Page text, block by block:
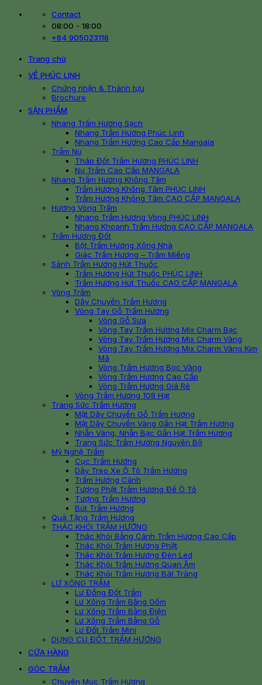
Contact
08:00 - 18:00
+84 905023116
Trang chủ
VỀ PHÚC LINH
Chứng nhận & Thành tựu
Brochure
SẢN PHẨM
Nhang Trầm Hương Sạch
Nhang Trầm Hương Phúc Linh
Nhang Trầm Hương Cao Cấp Mangala
Trầm Nụ
Tháp Đốt Trầm Hương PHÚC LINH
Nụ Trầm Cao Cấp MANGALA
Nhang Trầm Hương Không Tăm
Trầm Hương Không Tăm PHÚC LINH
Trầm Hương Không Tăm CAO CẤP MANGALA
Hương Vòng Trầm
Nhang Trầm Hương Vòng PHÚC LINH
Nhang Khoanh Trầm Hương CAO CẤP MANGALA
Trầm Hương Đốt
Bột Trầm Hương Xông Nhà
Giác Trầm Hương – Trầm Miếng
Sánh Trầm Hương Hút Thuốc
Trầm Hương Hút Thuốc PHÚC LINH
Trầm Hương Hút Thuốc CAO CẤP MANGALA
Vòng Trầm
Dây Chuyền Trầm Hương
Vòng Tay Gỗ Trầm Hương
Vòng Gỗ Sưa
Vòng Tay Trầm Hương Mix Charm Bạc
Vòng Tay Trầm Hương Mix Charm Vàng
Vòng Tay Trầm Hương Mix Charm Vàng Kim
Mã
Vòng Trầm Hương Bọc Vàng
Vòng Trầm Hương Cao Cấp
Vòng Trầm Hương Giá Rẻ
Vòng Trầm Hương 108 Hạt
Trang Sức Trầm Hương
Mặt Dây Chuyền Gỗ Trầm Hương
Mặt Dây Chuyền Vàng Gắn Hạt Trầm Hương
Nhẫn Vàng, Nhẫn Bạc Gắn Hạt Trầm Hương
Trang Sức Trầm Hương Nguyên Bộ
Mỹ Nghệ Trầm
Cục Trầm Hương
Dây Treo Xe Ô Tô Trầm Hương
Trầm Hương Cảnh
Tượng Phật Trầm Hương Để Ô Tô
Tượng Trầm Hương
Bút Trầm Hương
Quà Tặng Trầm Hương
THÁC KHÓI TRẦM HƯƠNG
Thác Khói Bằng Cảnh Trầm Hương Cao Cấp
Thác Khói Trầm Hương Phật
Thác Khói Trầm Hương Đèn Led
Thác Khói Trầm Hương Quan Âm
Thác Khói Trầm Hương Bát Tràng
LƯ XÔNG TRẦM
Lư Đồng Đốt Trầm
Lư Xông Trầm Bằng Gốm
Lư Xông Trầm Bằng Điện
Lư Xông Trầm Bằng Gỗ
Lư Đốt Trầm Mini
DỤNG CỤ ĐỐT TRẦM HƯƠNG
CỬA HÀNG
GÓC TRẦM
Chuyên Mục Trầm Hương